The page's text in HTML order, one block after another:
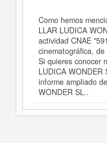
Como hemos
LLAR LUDICA
actividad CNAE
cinematográfica,
Si quieres conocer
LUDICA WONDER
informe ampliado
WONDER SL..